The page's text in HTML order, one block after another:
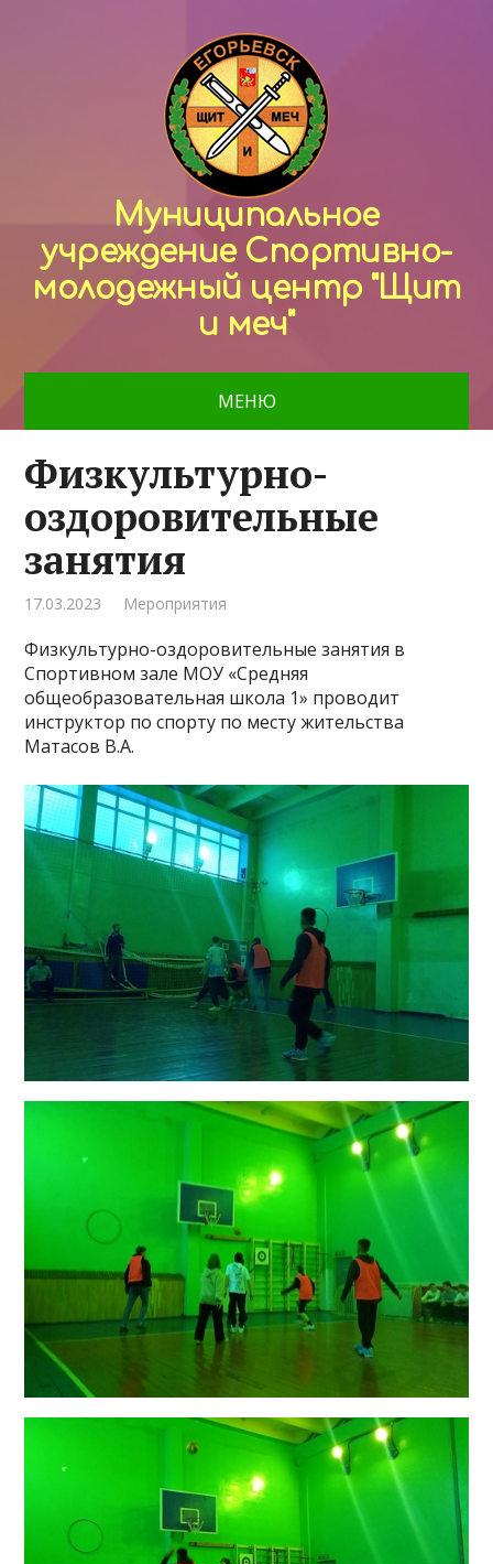
Муниципальное
учреждение Спортивно-
молодежный центр "Щит
и меч"
МЕНЮ
Физкультурно-
оздоровительные
занятия
17.03.2023 Мероприятия
Физкультурно-оздоровительные занятия в
Спортивном зале МОУ «Средняя
общеобразовательная школа 1» проводит
инструктор по спорту по месту жительства
Матасов В.А.